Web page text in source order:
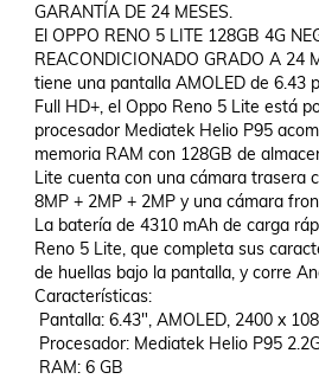
GARANTÍA DE 24 MESES.
El OPPO RENO 5 LITE 128GB 4G
REACONDICIONADO GRADO A 24
tiene una pantalla AMOLED de 6.43
Full HD+, el Oppo Reno 5 Lite está
procesador Mediatek Helio P95
memoria RAM con 128GB de
Lite cuenta con una cámara trasera
8MP + 2MP + 2MP y una cámara
La batería de 4310 mAh de carga
Reno 5 Lite, que completa sus
de huellas bajo la pantalla, y corre
Características:
Pantalla: 6.43", AMOLED, 2400 x
Procesador: Mediatek Helio P95
RAM: 6 GB